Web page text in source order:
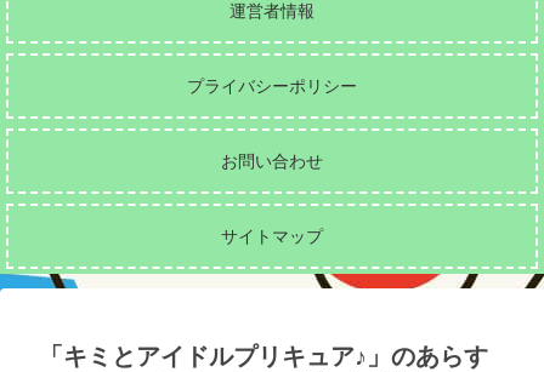
運営者情報
プライバシーポリシー
お問い合わせ
サイトマップ
「キミとアイドルプリキュア♪」のあらす